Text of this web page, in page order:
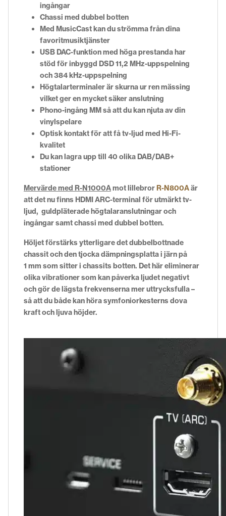
ingångar
Chassi med dubbel botten
Med MusicCast kan du strömma från dina
favoritmusiktjänster
USB DAC-funktion med höga prestanda har
stöd för inbyggd DSD 11,2 MHz-uppspelning
och 384 kHz-uppspelning
Högtalarterminaler är skurna ur ren mässing
vilket ger en mycket säker anslutning
Phono-ingång MM så att du kan njuta av din
vinylspelare
Optisk kontakt för att få tv-ljud med Hi-Fi-
kvalitet
Du kan lagra upp till 40 olika DAB/DAB+
stationer
Mervärde med R-N1000Amot lillebrorR-N800Aär
att det nu finns HDMI ARC-terminal för utmärkt tv-
ljud, guldpläterade högtalaranslutningar och
ingångar samt chassi med dubbel botten.
Höljet förstärks ytterligare det dubbelbottnade
chassit och den tjocka dämpningsplatta i järn på
1 mm som sitter i chassits botten. Det här eliminerar
olika vibrationer som kan påverka ljudet negativt
och gör de lägsta frekvenserna mer uttrycksfulla –
så att du både kan höra symfoniorkesterns dova
kraft och ljuva höjder.